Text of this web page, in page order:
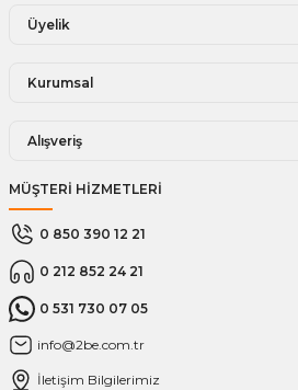
Üyelik
Kurumsal
Alışveriş
MÜŞTERİ HİZMETLERİ
0 850 390 12 21
0 212 852 24 21
0 531 730 07 05
info@2be.com.tr
İletişim Bilgilerimiz